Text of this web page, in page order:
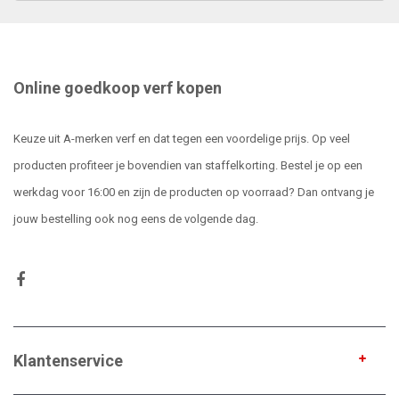
Online goedkoop verf kopen
Keuze uit A-merken verf en dat tegen een voordelige prijs. Op veel
producten profiteer je bovendien van staffelkorting. Bestel je op een
werkdag voor 16:00 en zijn de producten op voorraad? Dan ontvang je
jouw bestelling ook nog eens de volgende dag.
Klantenservice